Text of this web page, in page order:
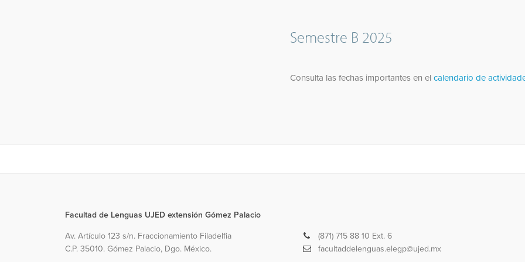
Semestre B 2025
Consulta las fechas importantes en el calendario de
Facultad de Lenguas UJED extensión Gómez Palacio
Av. Artículo 123 s/n. Fraccionamiento Filadelfia
C.P. 35010. Gómez Palacio, Dgo. México.
Teléfono
(871) 715 88 10 Ext. 6
Correo
facultaddelenguas.elegp@ujed.mx